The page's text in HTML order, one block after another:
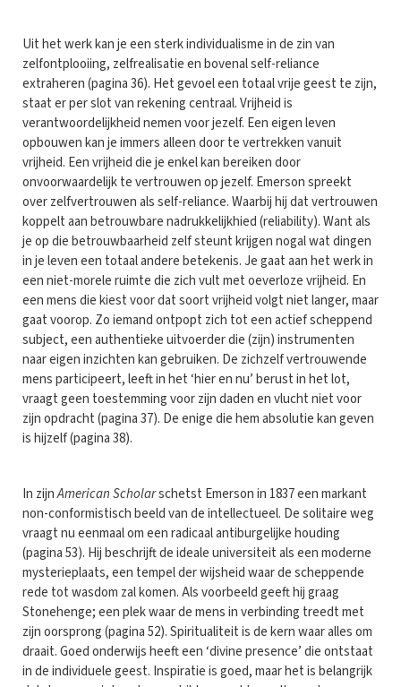
Uit het werk kan je een sterk individualisme in de zin van
zelfontplooiing, zelfrealisatie en bovenal self-reliance
extraheren (pagina 36). Het gevoel een totaal vrije geest te zijn,
staat er per slot van rekening centraal. Vrijheid is
verantwoordelijkheid nemen voor jezelf. Een eigen leven
opbouwen kan je immers alleen door te vertrekken vanuit
vrijheid. Een vrijheid die je enkel kan bereiken door
onvoorwaardelijk te vertrouwen op jezelf. Emerson spreekt
over zelfvertrouwen als self-reliance. Waarbij hij dat vertrouwen
koppelt aan betrouwbare nadrukkelijkhied (reliability). Want als
je op die betrouwbaarheid zelf steunt krijgen nogal wat dingen
in je leven een totaal andere betekenis. Je gaat aan het werk in
een niet-morele ruimte die zich vult met oeverloze vrijheid. En
een mens die kiest voor dat soort vrijheid volgt niet langer, maar
gaat voorop. Zo iemand ontpopt zich tot een actief scheppend
subject, een authentieke uitvoerder die (zijn) instrumenten
naar eigen inzichten kan gebruiken. De zichzelf vertrouwende
mens participeert, leeft in het ‘hier en nu’ berust in het lot,
vraagt geen toestemming voor zijn daden en vlucht niet voor
zijn opdracht (pagina 37). De enige die hem absolutie kan geven
is hijzelf (pagina 38).
In zijnAmerican Scholarschetst Emerson in 1837 een markant
non-conformistisch beeld van de intellectueel. De solitaire weg
vraagt nu eenmaal om een radicaal antiburgelijke houding
(pagina 53). Hij beschrijft de ideale universiteit als een moderne
mysterieplaats, een tempel der wijsheid waar de scheppende
rede tot wasdom zal komen. Als voorbeeld geeft hij graag
Stonehenge; een plek waar de mens in verbinding treedt met
zijn oorsprong (pagina 52). Spiritualiteit is de kern waar alles om
draait. Goed onderwijs heeft een ‘divine presence’ die ontstaat
in de individuele geest. Inspiratie is goed, maar het is belangrijk